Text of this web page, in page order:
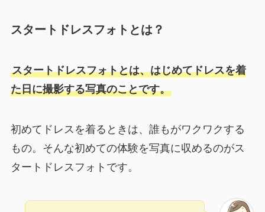
スタートドレスフォトとは？
スタートドレスフォトとは、はじめてドレスを着
た日に撮影する写真のことです。
初めてドレスを着るときは、誰もがワクワクする
もの。そんな初めての体験を写真に収めるのがス
タートドレスフォトです。